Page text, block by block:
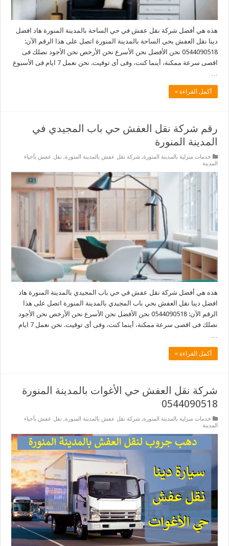
هذه هي أفضل شركة نقل عفش في حي الساحة بالمدينة المنورة هاد افضل
دينا نقل العفش بحي الساحة بالمدينة المنورة اتصل على هذا الرقم الآن:
0544090518 نحن الأفضل نحن الأسرع نحن الأرخص نحن الأجود نصلك فى
اقصى سرعة ممكنة، أينما كنت، وفى أى توقيت. نحن نعمل 7 ايام فى الأسبوع
…
أكمل القراءة »
رقم شركة نقل العفش حي باب المجيدي في
المدينة المنورة
خدمات منزلية بالمدينة المنورة,شركة نقل عفش بالمدينة المنورة, نقل عفش بأحياء
المدينة
هذه هي أفضل شركة نقل عفش في حي باب المجيدي بالمدينة المنورة هاد
افضل دينا نقل العفش بحي باب المجيدي بالمدينة المنورة اتصل على هذا
الرقم الآن: 0544090518 نحن الأفضل نحن الأسرع نحن الأرخص نحن الأجود
نصلك فى اقصى سرعة ممكنة، أينما كنت، وفى أى توقيت. نحن نعمل 7 ايام
أكمل القراءة »
شركة نقل العفش حي الأغوات بالمدينة المنورة
0544090518
خدمات منزلية بالمدينة المنورة,شركة نقل عفش بالمدينة المنورة, نقل عفش بأحياء
المدينة